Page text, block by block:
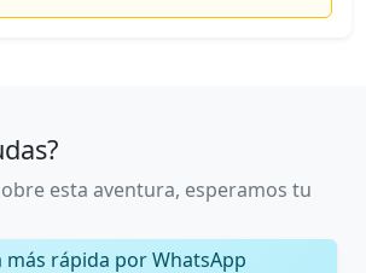
esta aventura, esperamos tu
más rápida por WhatsApp